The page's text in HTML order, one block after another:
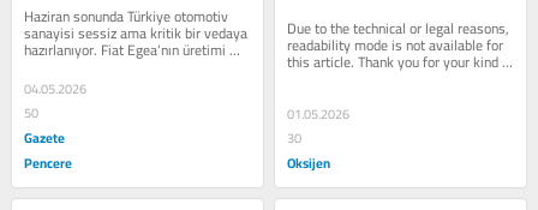
Haziran sonunda Türkiye otomotiv
sanayisi sessiz ama kritik bir vedaya
hazırlanıyor. Fiat Egea’nın üretimi
sona eriyor. Yani 2 aydan az bir...
04.05.2026
50
Gazete
Pencere
Due to the technical or legal reasons,
readability mode is not available for
this article. Thank you for your kind
01.05.2026
30
Oksijen